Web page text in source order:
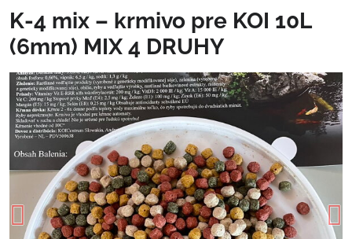
K-4 mix – krmivo pre KOI 10L
(6mm) MIX 4 DRUHY